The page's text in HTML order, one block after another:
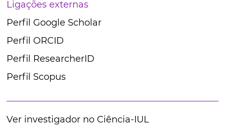
Ligações externas
Perfil Google Scholar
Perfil ORCID
Perfil ResearcherID
Perfil Scopus
Ver investigador no Ciência-IUL